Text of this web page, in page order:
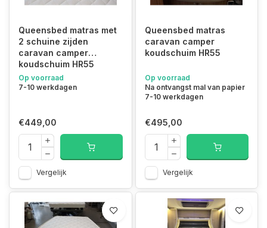
Hierdoor hebben wij alle certificeringen en keurmerken.
Kunt u de gewenste vorm en/of maten niet vinden?
Bel of mail ons, wij maken alle vormen en maten.
Tel: +31(0)492-547174
Email:info@matrassenfabrikant.nl
Queensbed matrassen voor caravans en campers,
queensbed matras, queensbed matras caravan, queensbed
Queensbed matras met
2 schuine zijden
caravan camper
koudschuim HR55
Op voorraad
7-10 werkdagen
€449,00
Vergelijk
Queensbed matras
caravan camper
koudschuim HR55
Op voorraad
Na ontvangst mal van papier
7-10 werkdagen
€495,00
Vergelijk